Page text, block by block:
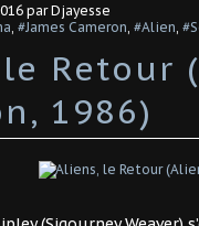
par Djayesse
#James Cameron #Alien
Retour
1986)